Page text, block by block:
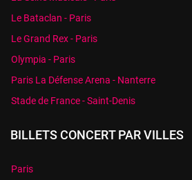
Le Bataclan - Paris
Le Grand Rex - Paris
Olympia - Paris
Paris La Défense Arena - Nanterre
Stade de France - Saint-Denis
BILLETS CONCERT PAR VILLES
Paris